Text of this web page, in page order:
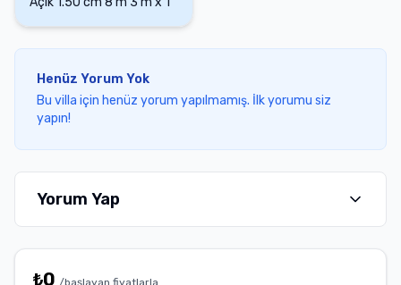
Henüz Yorum Yok
Bu villa için henüz yorum yapılmamış. İlk yorumu siz
yapın!
Yorum Yap
₺0 /başlayan fiyatlarla